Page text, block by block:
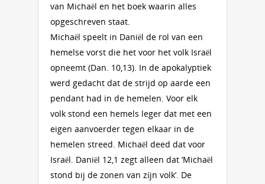
van Michaël en het boek waarin alles
opgeschreven staat.
Michaël speelt in Daniël de rol van een
hemelse vorst die het voor het volk Israël
opneemt (Dan. 10,13). In de apokalyptiek
werd gedacht dat de strijd op aarde een
pendant had in de hemelen. Voor elk
volk stond een hemels leger dat met een
eigen aanvoerder tegen elkaar in de
hemelen streed. Michaël deed dat voor
Israël. Daniël 12,1 zegt alleen dat ‘Michaël
stond bij de zonen van zíjn volk’. De